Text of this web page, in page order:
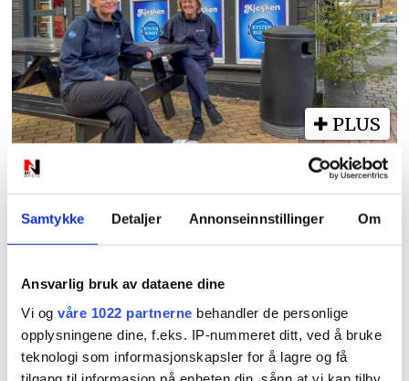
Samtykke Detaljer Annonseinnstillinger Om
Ansvarlig bruk av dataene dine
Vi og våre 1022 partnerne behandler de personlige
opplysningene dine, f.eks. IP-nummeret ditt, ved å bruke
teknologi som informasjonskapsler for å lagre og få
PLUS
Har gitt unge sin første
arbeidsplass i over 30 år